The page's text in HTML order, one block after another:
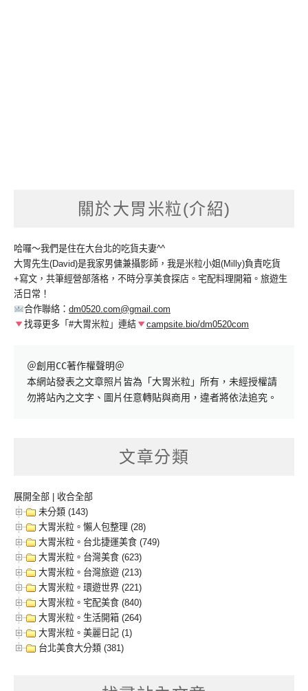
關於大胃米粒(介紹)
哈囉～我們是住在大台北的吃貨夫妻^^
大胃先生(David)是我家男傭兼攝影師，我是米粒小姐(Milly)負責吃貨
+寫文，共筆經營部落格，不時分享美食探店。宅配料理開箱。旅遊生
活日常！
合作聯絡： dm0520.com@gmail.com
找尋更多「#大胃米粒」連結
campsite.bio/dm0520com
＠創用CC著作權聲明＠
本網站發表之文章照片皆為「大胃米粒」所有，未經授權請
勿將站內之文字、圖片任意轉貼與商用，違者將依法追究。
文章分類
展開全部
收合全部
未分類 (143)
大胃米粒。懶人包整理 (28)
大胃米粒。台北捷運美食 (749)
大胃米粒。台灣美食 (623)
大胃米粒。台灣旅遊 (213)
大胃米粒。環遊世界 (221)
大胃米粒。宅配美食 (840)
大胃米粒。生活開箱 (264)
大胃米粒。美麗日記 (1)
台北美食大分類 (381)